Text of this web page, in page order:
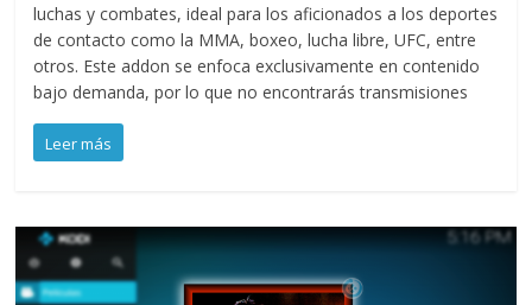
luchas y combates, ideal para los aficionados a los deportes
de contacto como la MMA, boxeo, lucha libre, UFC, entre
otros. Este addon se enfoca exclusivamente en contenido
bajo demanda, por lo que no encontrarás transmisiones
Leer más